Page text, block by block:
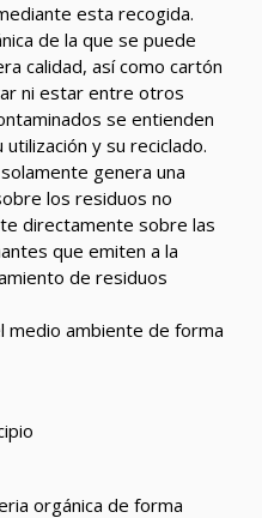
esta recogida.
de la que se puede
calidad, así como cartón
ni estar entre otros
se entienden
y su reciclado.
genera una
los residuos no
directamente sobre las
que emiten a la
de residuos
medio ambiente de forma
orgánica de forma